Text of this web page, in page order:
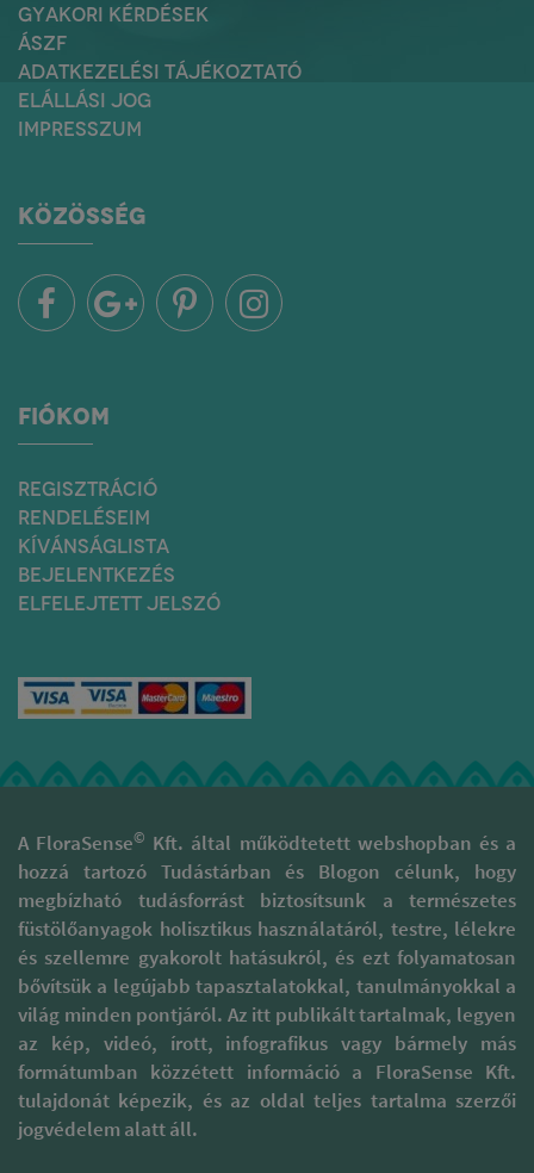
GYAKORI KÉRDÉSEK
ÁSZF
ADATKEZELÉSI TÁJÉKOZTATÓ
ELÁLLÁSI JOG
IMPRESSZUM
KÖZÖSSÉG
FIÓKOM
REGISZTRÁCIÓ
RENDELÉSEIM
KÍVÁNSÁGLISTA
BEJELENTKEZÉS
ELFELEJTETT JELSZÓ
A FloraSense© Kft. által működtetett webshopban és a
hozzá tartozó Tudástárban és Blogon célunk, hogy
megbízható tudásforrást biztosítsunk a természetes
füstölőanyagok holisztikus használatáról, testre, lélekre
és szellemre gyakorolt hatásukról, és ezt folyamatosan
bővítsük a legújabb tapasztalatokkal, tanulmányokkal a
világ minden pontjáról. Az itt publikált tartalmak, legyen
az kép, videó, írott, infografikus vagy bármely más
formátumban közzétett információ a FloraSense Kft.
tulajdonát képezik, és az oldal teljes tartalma szerzői
jogvédelem alatt áll.